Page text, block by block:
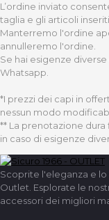
L’ordine inviato
taglia e gli articoli
Manterremo l'ordine
annulleremo l'ordine.
Se hai esigenze
Whatsapp.
*I prezzi dei capi in
nessun modo
** La prenotazione dura
in caso di esigenze
Scoprite l'eleganza e lo
Outlet. Esplorate le
accessori dei migliori